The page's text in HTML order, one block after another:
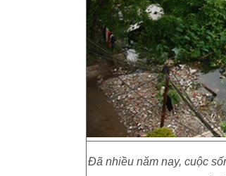
Đã nhiều năm nay, cuộc